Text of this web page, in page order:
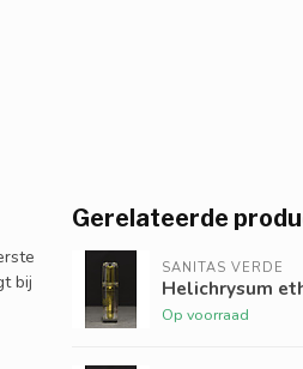
bij
Gerelateerde
SANITAS VERDE
Helichrysum
Op voorraad